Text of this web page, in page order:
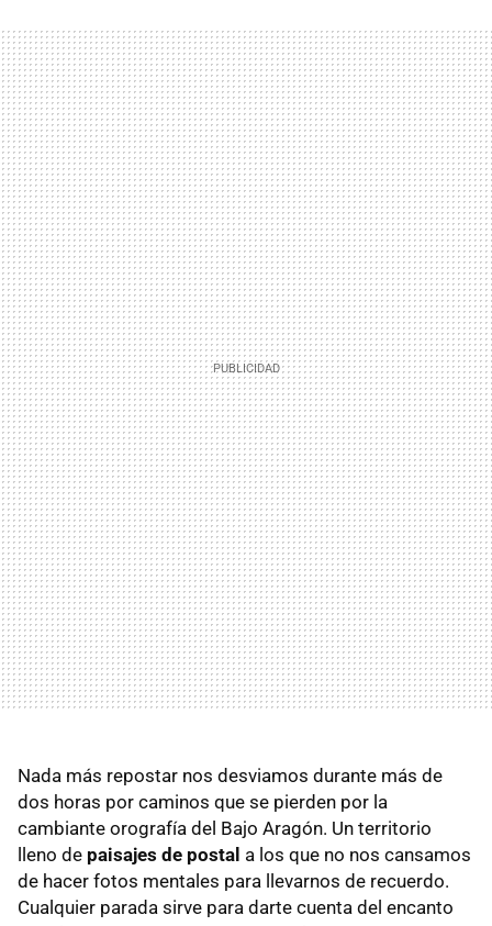
Nada más repostar nos desviamos durante más de
dos horas por caminos que se pierden por la
cambiante orografía del Bajo Aragón. Un territorio
lleno de paisajes de postal a los que no nos cansamos
de hacer fotos mentales para llevarnos de recuerdo.
Cualquier parada sirve para darte cuenta del encanto